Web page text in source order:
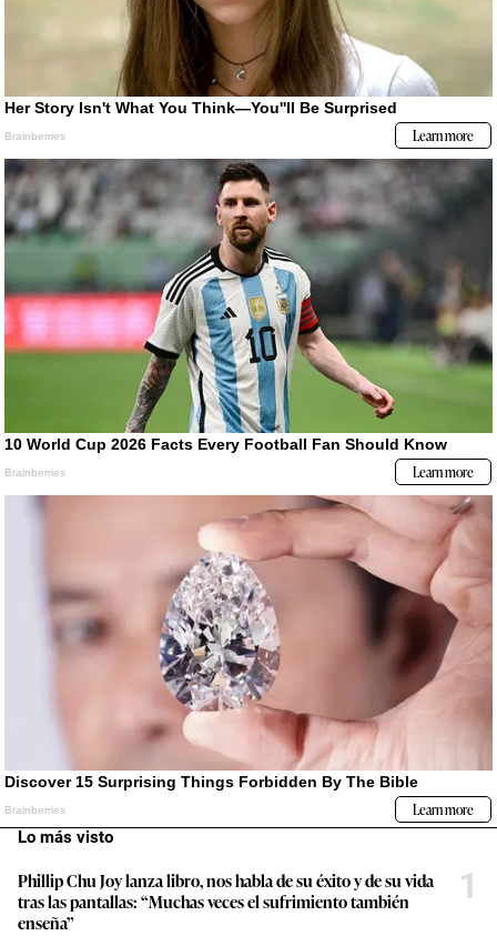
Lo más visto
Phillip Chu Joy lanza libro, nos habla de su éxito y de su vida
tras las pantallas: “Muchas veces el sufrimiento también
enseña”
1